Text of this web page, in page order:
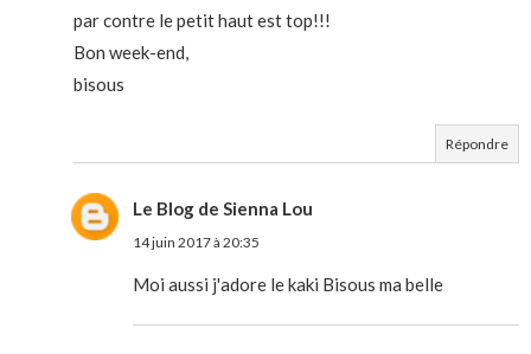
par contre le petit haut est top!!!
Bon week-end,
bisous
Répondre
Le Blog de Sienna Lou
14 juin 2017 à 20:35
Moi aussi j'adore le kaki Bisous ma belle